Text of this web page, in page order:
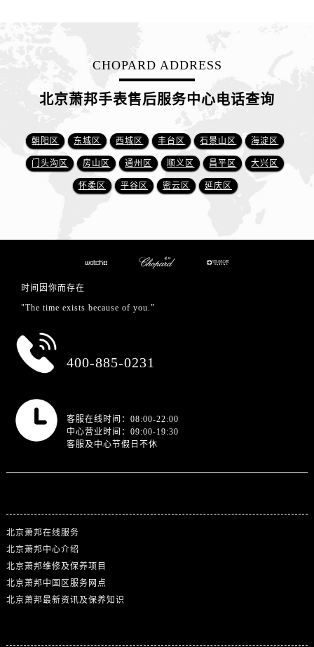
CHOPARD ADDRESS
北京萧邦手表售后服务中心电话查询
朝阳区 东城区 西城区 丰台区 石景山区 海淀区
门头沟区 房山区 通州区 顺义区 昌平区 大兴区
怀柔区 平谷区 密云区 延庆区
时间因你而存在
"The time exists because of you.”
400-885-0231
客服在线时间：08:00-22:00
中心营业时间：09:00-19:30
客服及中心节假日不休
北京萧邦在线服务
北京萧邦中心介绍
北京萧邦维修及保养项目
北京萧邦中国区服务网点
北京萧邦最新资讯及保养知识